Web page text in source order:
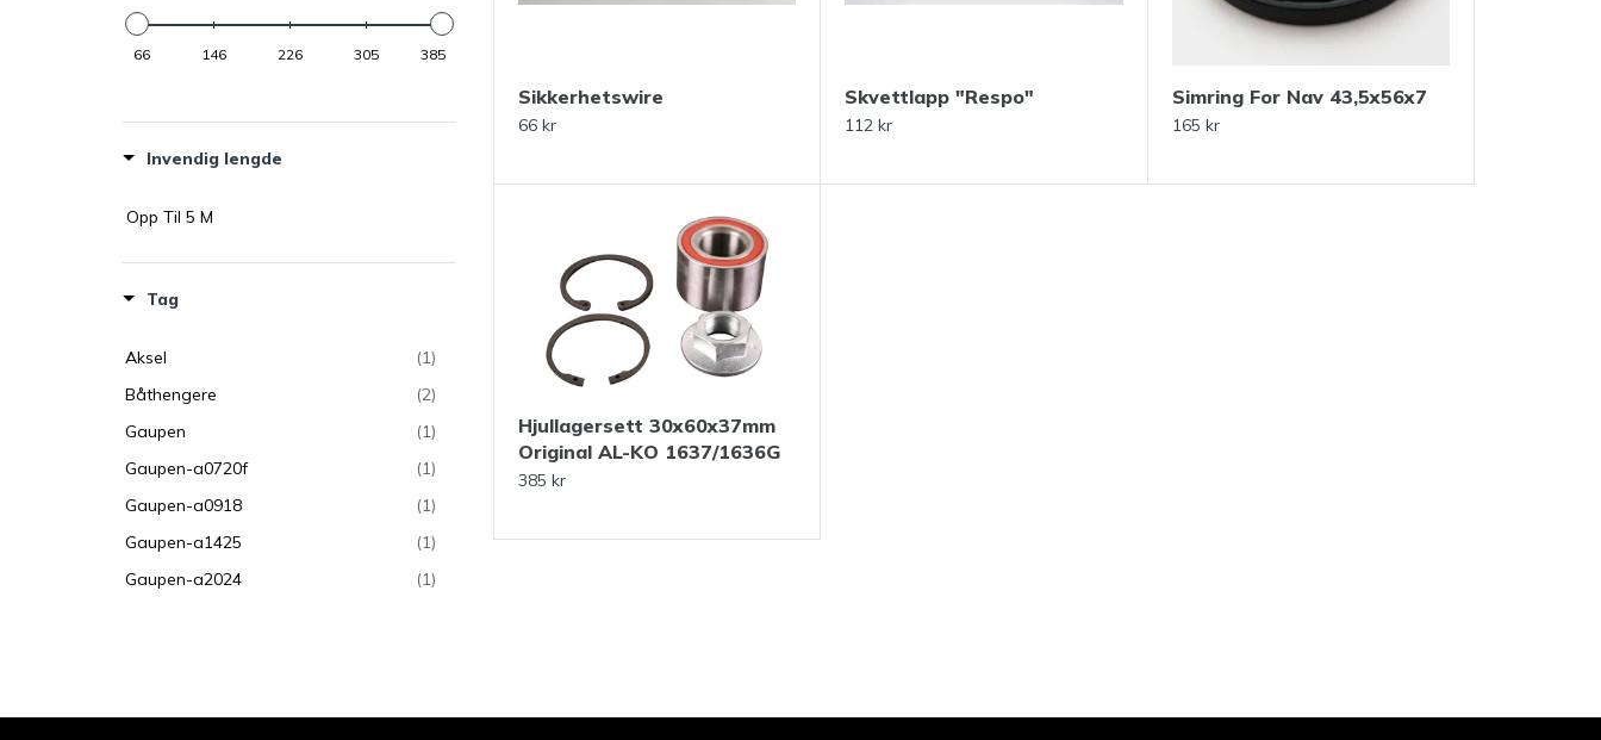
66 146 226 305 385
Invendig lengde
Opp Til 5 M
Tag
Aksel
(1)
Båthengere
(2)
Gaupen
(1)
Gaupen-a0720f
(1)
Gaupen-a0918
(1)
Gaupen-a1425
(1)
Gaupen-a2024
(1)
Sikkerhetswire
66 kr
Skvettlapp "Respo"
112 kr
Simring For Nav 43,5x56x7
165 kr
Hjullagersett 30x60x37mm
Original AL-KO 1637/1636G
385 kr